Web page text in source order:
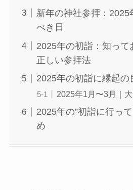
新年の神社参拝：2025
べき日
2025年の初詣：知って
正しい参拝法
2025年の初詣に縁起の
2025年1月〜3月｜
2025年の”初詣に行っ
め